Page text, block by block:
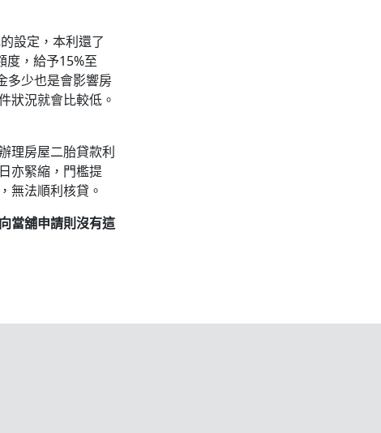
設定，本利還了
度，給予15%至
多少也是會影響房
狀況就會比較低。
理房屋二胎貸款利
亦緊縮，門檻提
無法順利核貸。
當舖申請則沒有這